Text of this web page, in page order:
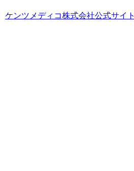
ケンツメディコ株式会社公式サイト